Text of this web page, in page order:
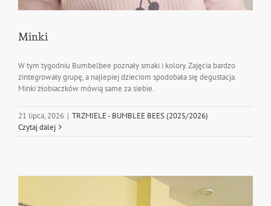
Minki
W tym tygodniu Bumbelbee poznały smaki i kolory. Zajęcia bardzo
zintegrowały grupę, a najlepiej dzieciom spodobała się degustacja.
Minki żłobiaczków mówią same za siebie.
21 lipca, 2026 | TRZMIELE - BUMBLEE BEES (2025/2026)
Czytaj dalej